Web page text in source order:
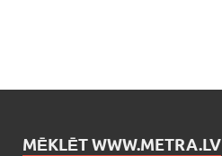
MĒKLĒT WWW.METRA.LV